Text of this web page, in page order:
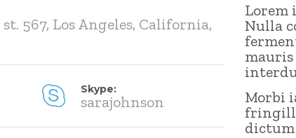
567, Los Angeles, California,
Skype:
sarajohnson
Lorem
Nulla
Morbi